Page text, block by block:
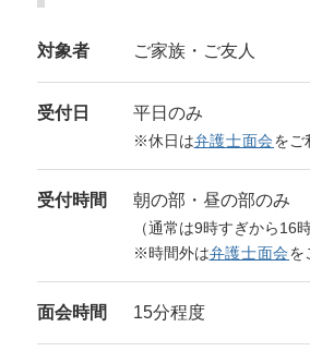
対象者 ご家族・ご友人
受付日 平日のみ
※休日は弁護士面会をご
受付時間 朝の部・昼の部のみ
（通常は9時すぎから16
※時間外は弁護士面会を
面会時間 15分程度